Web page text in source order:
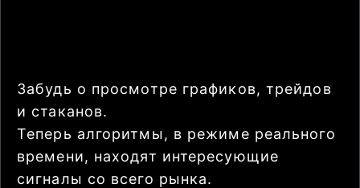
Забудь о просмотре графиков, трейдов
и стаканов.
Теперь алгоритмы, в режиме реального
времени, находят интересующие
сигналы со всего рынка.